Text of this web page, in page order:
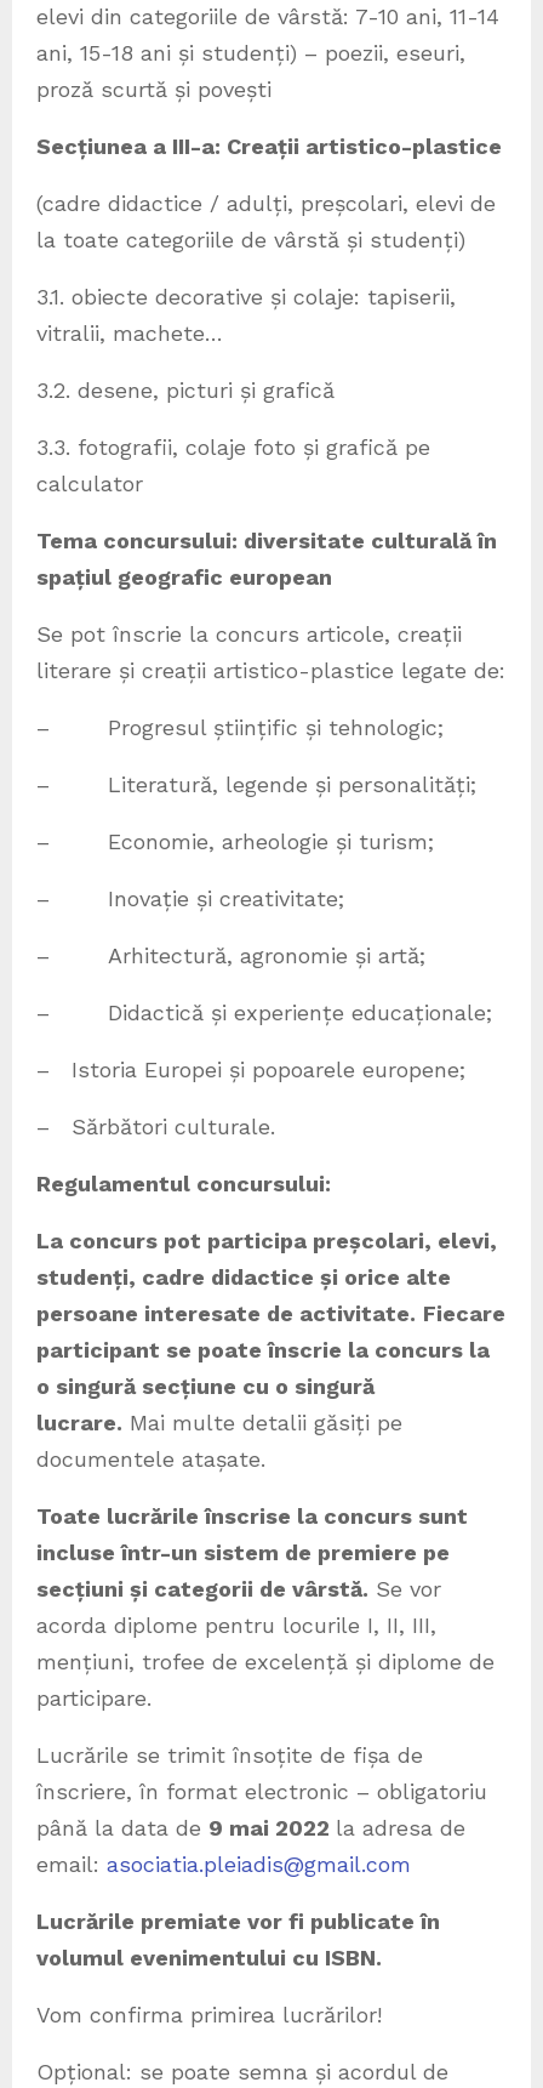
elevi din categoriile de vârstă: 7-10 ani, 11-14
ani, 15-18 ani și studenți) – poezii, eseuri,
proză scurtă și povești
Secțiunea a III-a: Creații artistico-plastice
(cadre didactice / adulți, preșcolari, elevi de
la toate categoriile de vârstă și studenți)
3.1. obiecte decorative și colaje: tapiserii,
vitralii, machete…
3.2. desene, picturi și grafică
3.3. fotografii, colaje foto și grafică pe
calculator
Tema concursului: diversitate culturală în
spațiul geografic european
Se pot înscrie la concurs articole, creații
literare și creații artistico-plastice legate de:
– Progresul științific și tehnologic;
– Literatură, legende și personalități;
– Economie, arheologie și turism;
– Inovație și creativitate;
– Arhitectură, agronomie și artă;
– Didactică și experiențe educaționale;
– Istoria Europei și popoarele europene;
– Sărbători culturale.
Regulamentul concursului:
La concurs pot participa preșcolari, elevi,
studenți, cadre didactice și orice alte
persoane interesate de activitate. Fiecare
participant se poate înscrie la concurs la
o singură secțiune cu o singură
lucrare. Mai multe detalii găsiți pe
documentele atașate.
Toate lucrările înscrise la concurs sunt
incluse într-un sistem de premiere pe
secțiuni și categorii de vârstă. Se vor
acorda diplome pentru locurile I, II, III,
mențiuni, trofee de excelență și diplome de
participare.
Lucrările se trimit însoțite de fișa de
înscriere, în format electronic – obligatoriu
până la data de 9 mai 2022 la adresa de
email: asociatia.pleiadis@gmail.com
Lucrările premiate vor fi publicate în
volumul evenimentului cu ISBN.
Vom confirma primirea lucrărilor!
Opțional: se poate semna și acordul de